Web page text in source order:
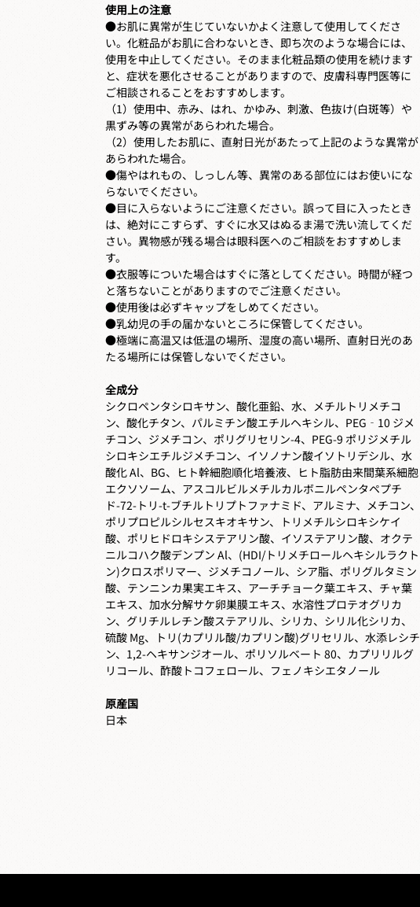
使用上の注意
●お肌に異常が生じていないかよく注意して使用してくださ
い。化粧品がお肌に合わないとき、即ち次のような場合には、
使用を中止してください。そのまま化粧品類の使用を続けます
と、症状を悪化させることがありますので、皮膚科専門医等に
ご相談されることをおすすめします。
（1）使用中、赤み、はれ、かゆみ、刺激、色抜け(白斑等）や
黒ずみ等の異常があらわれた場合。
（2）使用したお肌に、直射日光があたって上記のような異常が
あらわれた場合。
●傷やはれもの、しっしん等、異常のある部位にはお使いにな
らないでください。
●目に入らないようにご注意ください。誤って目に入ったとき
は、絶対にこすらず、すぐに水又はぬるま湯で洗い流してくだ
さい。異物感が残る場合は眼科医へのご相談をおすすめしま
す。
●衣服等についた場合はすぐに落としてください。時間が経つ
と落ちないことがありますのでご注意ください。
●使用後は必ずキャップをしめてください。
●乳幼児の手の届かないところに保管してください。
●極端に高温又は低温の場所、湿度の高い場所、直射日光のあ
たる場所には保管しないでください。
全成分
シクロペンタシロキサン、酸化亜鉛、水、メチルトリメチコ
ン、酸化チタン、パルミチン酸エチルヘキシル、PEG‐10 ジメ
チコン、ジメチコン、ポリグリセリン-4、PEG-9 ポリジメチル
シロキシエチルジメチコン、イソノナン酸イソトリデシル、水
酸化 Al、BG、ヒト幹細胞順化培養液、ヒト脂肪由来間葉系細胞
エクソソーム、アスコルビルメチルカルボニルペンタペプチ
ド-72-トリ-t-ブチルトリプトファナミド、アルミナ、メチコン、
ポリプロピルシルセスキオキサン、トリメチルシロキシケイ
酸、ポリヒドロキシステアリン酸、イソステアリン酸、オクテ
ニルコハク酸デンプン Al、(HDI/トリメチロールヘキシルラクト
ン)クロスポリマー、ジメチコノール、シア脂、ポリグルタミン
酸、テンニンカ果実エキス、アーチチョーク葉エキス、チャ葉
エキス、加水分解サケ卵巣膜エキス、水溶性プロテオグリカ
ン、グリチルレチン酸ステアリル、シリカ、シリル化シリカ、
硫酸 Mg、トリ(カプリル酸/カプリン酸)グリセリル、水添レシチ
ン、1,2-ヘキサンジオール、ポリソルベート 80、カプリリルグ
リコール、酢酸トコフェロール、フェノキシエタノール
原産国
日本